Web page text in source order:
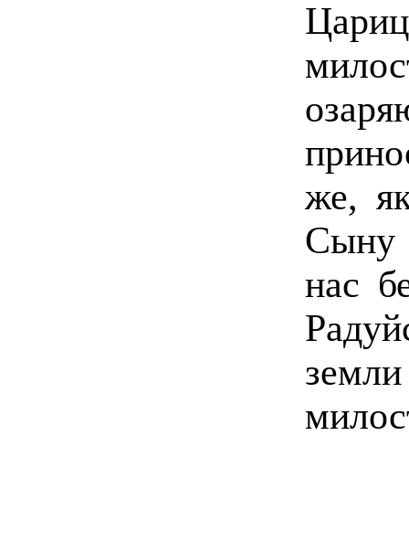
же,
Сыну
нас